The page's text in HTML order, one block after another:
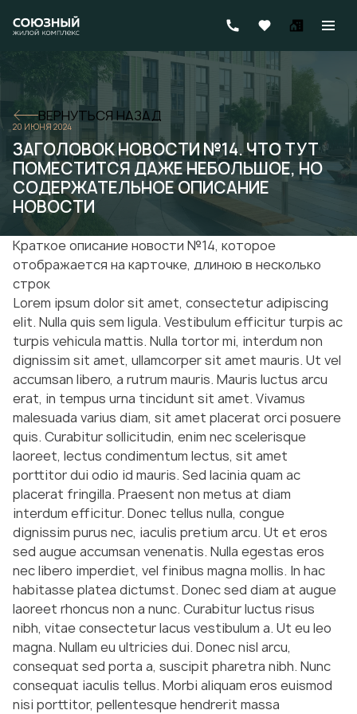
ВЕРНУТЬСЯ НАЗАД
20 ИЮНЯ 2024
ЗАГОЛОВОК НОВОСТИ №14. ЧТО ТУТ
ПОМЕСТИТСЯ ДАЖЕ НЕБОЛЬШОЕ, НО
СОДЕРЖАТЕЛЬНОЕ ОПИСАНИЕ
НОВОСТИ
Краткое описание новости №14, которое
отображается на карточке, длиною в несколько
строк
Lorem ipsum dolor sit amet, consectetur adipiscing
elit. Nulla quis sem ligula. Vestibulum efficitur turpis ac
turpis vehicula mattis. Nulla tortor mi, interdum non
dignissim sit amet, ullamcorper sit amet mauris. Ut vel
accumsan libero, a rutrum mauris. Mauris luctus arcu
erat, in tempus urna tincidunt sit amet. Vivamus
malesuada varius diam, sit amet placerat orci posuere
quis. Curabitur sollicitudin, enim nec scelerisque
laoreet, lectus condimentum lectus, sit amet
porttitor dui odio id mauris. Sed lacinia quam ac
placerat fringilla. Praesent non metus at diam
interdum efficitur. Donec tellus nulla, congue
dignissim purus nec, iaculis pretium arcu. Ut et eros
sed augue accumsan venenatis. Nulla egestas eros
nec libero imperdiet, vel finibus magna mollis. In hac
habitasse platea dictumst. Donec sed diam at augue
laoreet rhoncus non a nunc. Curabitur luctus risus
nibh, vitae consectetur lacus vestibulum a. Ut eu leo
magna. Nullam eu ultricies dui. Donec nisl arcu,
consequat sed porta a, suscipit pharetra nibh. Nunc
consequat iaculis tellus. Morbi aliquam eros euismod
nisi porttitor, pellentesque hendrerit massa